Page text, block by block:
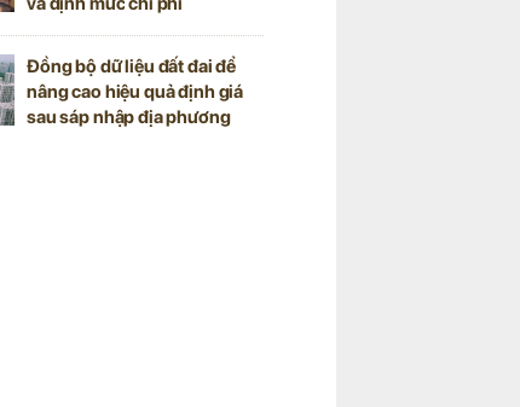
Đồng bộ dữ liệu đất đai để
nâng cao hiệu quả định giá
sau sáp nhập địa phương